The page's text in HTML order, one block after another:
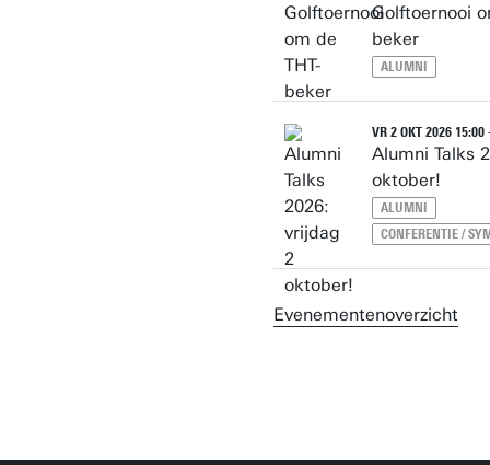
Golftoernooi
beker
ALUMNI
VR 2 OKT 2026 15:00
Alumni Talks
oktober!
ALUMNI
CONFERENTIE /
Evenementenoverzicht